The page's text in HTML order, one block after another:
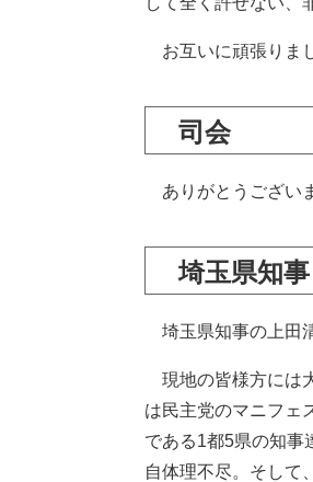
お互いに頑張りま
司会
ありがとうござい
埼玉県知
埼玉県知事の上田
現地の皆様方には
は民主党のマニフェ
である1都5県の知事
自体理不尽。そして